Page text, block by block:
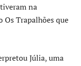
na
Os Trapalhões que
Júlia, uma